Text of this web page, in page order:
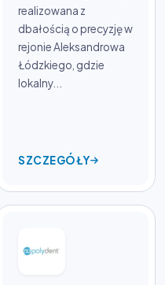
realizowana z
dbałością o precyzję w
rejonie Aleksandrowa
Łódzkiego, gdzie
lokalny...
SZCZEGÓŁY